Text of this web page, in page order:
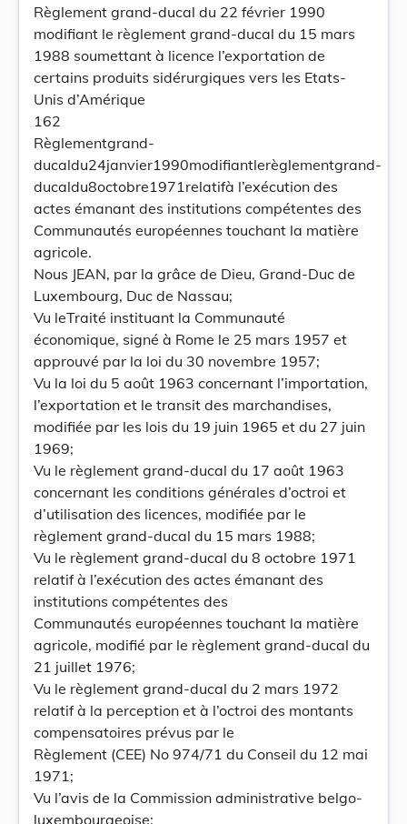
Règlement grand-ducal du 22 février 1990
modifiant le règlement grand-ducal du 15 mars
1988 soumettant à licence l’exportation de
certains produits sidérurgiques vers les Etats-
Unis d’Amérique
162
Règlementgrand-
ducaldu24janvier1990modifiantlerèglementgrand-
ducaldu8octobre1971relatifà l’exécution des
actes émanant des institutions compétentes des
Communautés européennes touchant la matière
agricole.
Nous JEAN, par la grâce de Dieu, Grand-Duc de
Luxembourg, Duc de Nassau;
Vu leTraité instituant la Communauté
économique, signé à Rome le 25 mars 1957 et
approuvé par la loi du 30 novembre 1957;
Vu la loi du 5 août 1963 concernant l’importation,
l’exportation et le transit des marchandises,
modifiée par les lois du 19 juin 1965 et du 27 juin
1969;
Vu le règlement grand-ducal du 17 août 1963
concernant les conditions générales d’octroi et
d’utilisation des licences, modifiée par le
règlement grand-ducal du 15 mars 1988;
Vu le règlement grand-ducal du 8 octobre 1971
relatif à l’exécution des actes émanant des
institutions compétentes des
Communautés européennes touchant la matière
agricole, modifié par le règlement grand-ducal du
21 juillet 1976;
Vu le règlement grand-ducal du 2 mars 1972
relatif à la perception et à l’octroi des montants
compensatoires prévus par le
Règlement (CEE) No 974/71 du Conseil du 12 mai
1971;
Vu l’avis de la Commission administrative belgo-
luxembourgeoise;